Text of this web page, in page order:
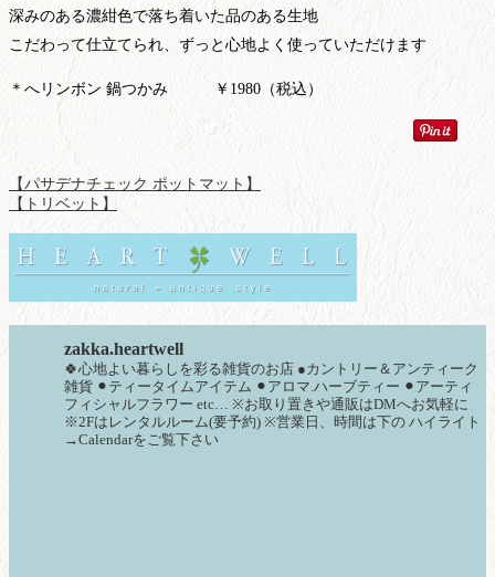
深みのある濃紺色で落ち着いた品のある生地
こだわって仕立てられ、ずっと心地よく使っていただけます
＊へリンボン 鍋つかみ ￥1980（税込）
【パサデナチェック ポットマット】
【トリベット】
zakka.heartwell
🍀心地よい暮らしを彩る雑貨のお店 ●カントリー＆アンティーク
雑貨 ⚫︎ティータイムアイテム ⚫︎アロマ.ハーブティー ⚫︎アーティ
フィシャルフラワー etc… ※お取り置きや通販はDMへお気軽に
※2Fはレンタルルーム(要予約) ※営業日、時間は下の ハイライト
→Calendarをご覧下さい